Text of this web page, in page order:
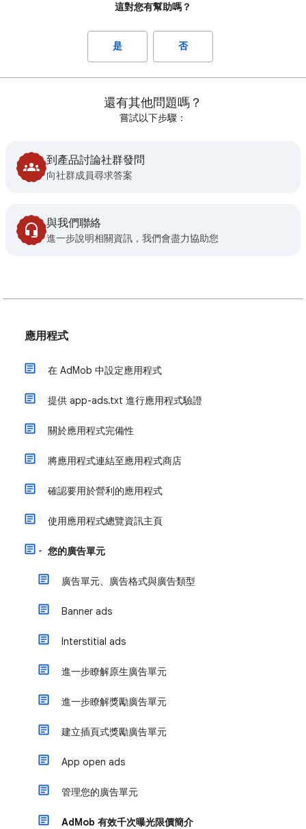
這對您有幫助嗎？
是 否
還有其他問題嗎？
嘗試以下步驟：
到產品討論社群發問
向社群成員尋求答案
與我們聯絡
進一步說明相關資訊，我們會盡力協助您
應用程式
在 AdMob 中設定應用程式
提供 app-ads.txt 進行應用程式驗證
關於應用程式完備性
將應用程式連結至應用程式商店
確認要用於營利的應用程式
使用應用程式總覽資訊主頁
您的廣告單元
廣告單元、廣告格式與廣告類型
Banner ads
Interstitial ads
進一步瞭解原生廣告單元
進一步瞭解獎勵廣告單元
建立插頁式獎勵廣告單元
App open ads
管理您的廣告單元
AdMob 有效千次曝光限價簡介